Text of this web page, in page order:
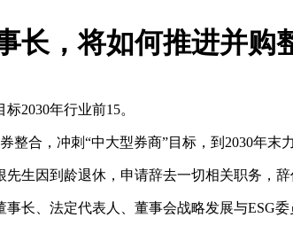
长，将如何推进并购
2030年行业前15。
整合，冲刺“中大型券商”目标，到2030年末
生因到龄退休，申请辞去一切相关职务，
长、法定代表人、董事会战略发展与ESG